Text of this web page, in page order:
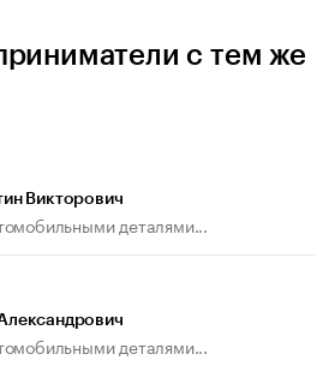
с тем же
Викторович
деталями...
деталями...